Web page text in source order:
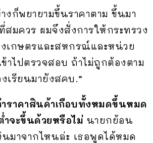
งก็พยายามขึ้นราคาตาม ขึ้นมา
สมควร ผมจึงสั่งการให้กระทรวง
เกษตรและสหกรณ์และหน่วย
ข้าไปตรวจสอบ ถ้าไม่ถูกต้องตาม
เรียนมายังสคบ.”
าราคาสินค้าเกือบทั้งหมดขึ้นหมด
จะขึ้นด้วยหรือไม่ นายกย้อน
นมาจากไหนล่ะ เธอพูดได้หมด